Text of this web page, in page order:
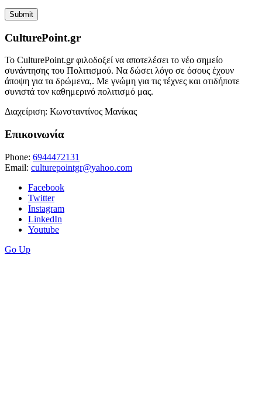
CulturePoint.gr
Το CulturePoint.gr φιλοδοξεί να αποτελέσει το νέο σημείο
συνάντησης του Πολιτισμού. Να δώσει λόγο σε όσους έχουν
άποψη για τα δρώμενα,. Με γνώμη για τις τέχνες και οτιδήποτε
συνιστά τον καθημερινό πολιτισμό μας.
Διαχείριση: Κωνσταντίνος Μανίκας
Επικοινωνία
Phone: 6944472131
Email: culturepointgr@yahoo.com
Facebook
Twitter
Instagram
LinkedIn
Youtube
Go Up